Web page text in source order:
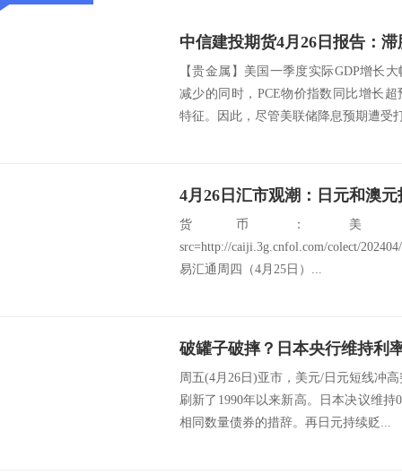
【贵金属】美国一季度实际GDP增长
减少的同时，PCE物价指数同比增长
特征。因此，尽管美联储降息预期遭受
4月26日汇市观潮：日元和澳
货币：
src=http://caiji.3g.cnfol.com/colect/
易汇通周四（4月25日）...
周五(4月26日)亚市，美元/日元短线冲
刷新了1990年以来新高。日本决议维
相同数量债券的措辞。再日元持续贬...